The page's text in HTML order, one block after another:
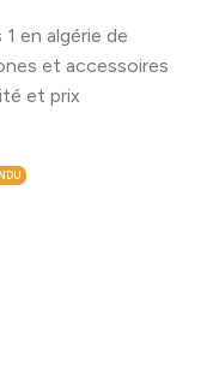
en algérie de
et accessoires
et prix